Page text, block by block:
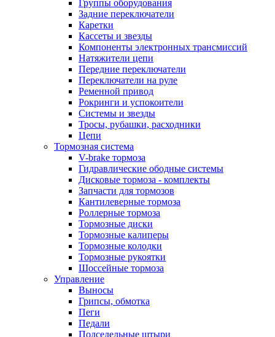
Группы оборудования
Задние переключатели
Каретки
Кассеты и звезды
Компоненты электронных трансмиссий
Натяжители цепи
Передние переключатели
Переключатели на руле
Ременной привод
Рокринги и успокоители
Системы и звезды
Тросы, рубашки, расходники
Цепи
Тормозная система
V-brake тормоза
Гидравлические ободные системы
Дисковые тормоза - комплекты
Запчасти для тормозов
Кантилеверные тормоза
Роллерные тормоза
Тормозные диски
Тормозные калиперы
Тормозные колодки
Тормозные рукоятки
Шоссейные тормоза
Управление
Выносы
Грипсы, обмотка
Пеги
Педали
Подседельные штыри